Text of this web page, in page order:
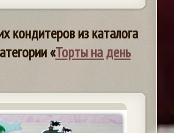
кондитеров из каталога
«Торты на день